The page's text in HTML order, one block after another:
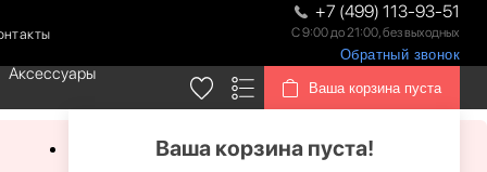
+7 (499) 113-93-51
С 9:00 до 21:00, без выходных
Обратный звонок
Аксессуары
Ваша корзина пуста
Ваша корзина пуста!